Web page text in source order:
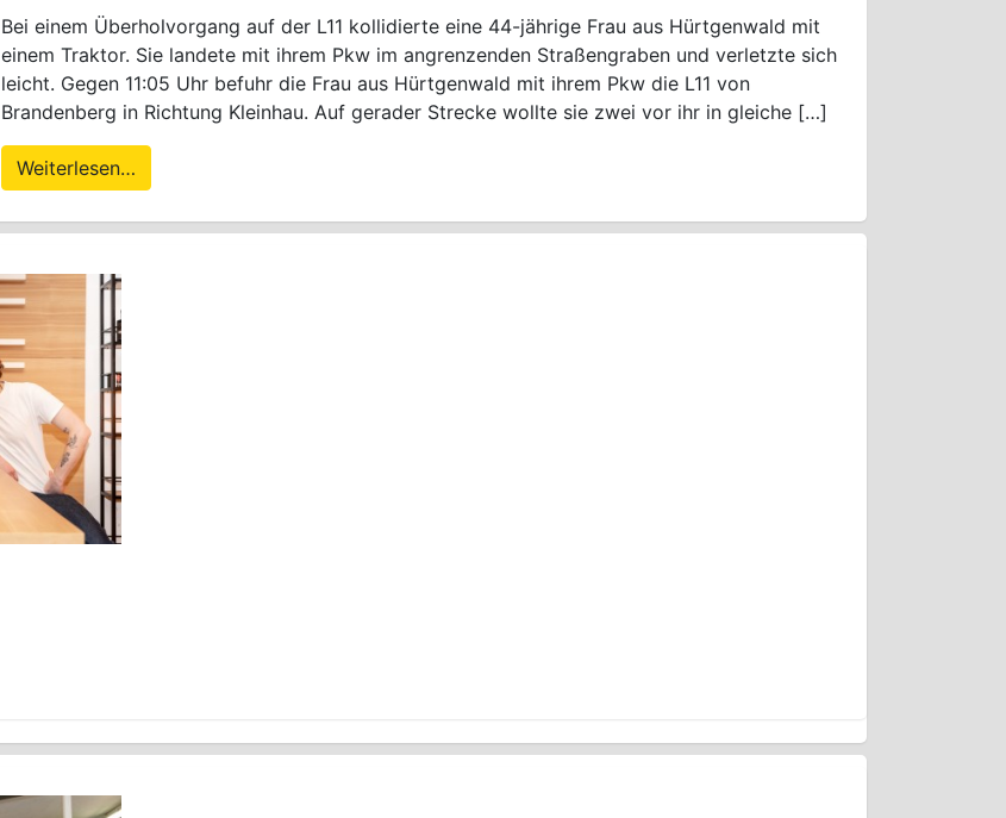
Bei einem Überholvorgang auf der L11 kollidierte eine 44-jährige Frau aus Hürtgenwald mit
einem Traktor. Sie landete mit ihrem Pkw im angrenzenden Straßengraben und verletzte sich
leicht. Gegen 11:05 Uhr befuhr die Frau aus Hürtgenwald mit ihrem Pkw die L11 von
Brandenberg in Richtung Kleinhau. Auf gerader Strecke wollte sie zwei vor ihr in gleiche […]
Weiterlesen…